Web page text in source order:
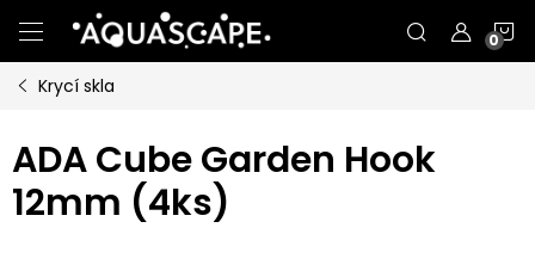
na
obsah
Krycí skla
ADA Cube Garden Hook
12mm (4ks)